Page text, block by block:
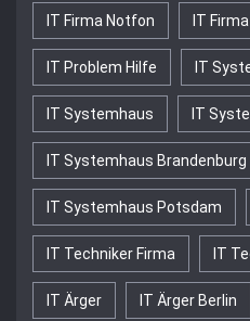
IT Firma Notfon IT
IT Problem Hilfe IT
IT Systemhaus IT
IT Systemhaus Brandenburg
IT Systemhaus Potsdam
IT Techniker Firma IT
IT Ärger IT Ärger Berlin